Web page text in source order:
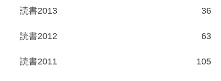
読書2013 36
読書2012 63
読書2011 105